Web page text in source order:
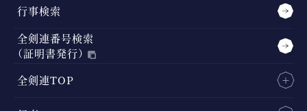
行事検索
全剣連番号検索
（証明書発行）
全剣連TOP